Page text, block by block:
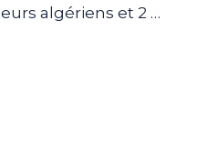
algériens et 2 …